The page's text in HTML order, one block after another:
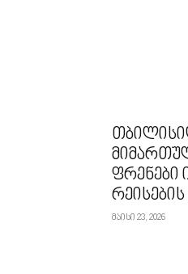
ფრენები
მაისი 23, 2026